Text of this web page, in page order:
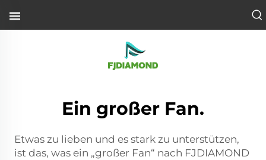
Ein großer Fan.
Etwas zu lieben und es stark zu unterstützen,
ist das, was ein „großer Fan“ nach FJDIAMOND